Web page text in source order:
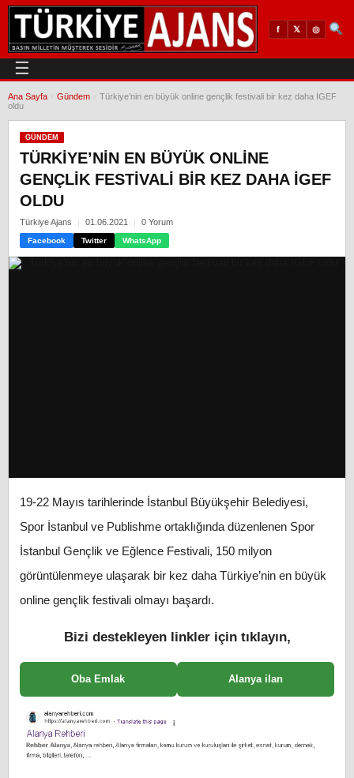
f 𝕏 ◎
☰
Ana Sayfa Gündem
Türkiye’nin en büyük online gençlik festivali bir kez daha İGEF
oldu
GÜNDEM
TÜRKIYE’NIN EN BÜYÜK ONLINE
GENÇLIK FESTIVALI BIR KEZ DAHA İGEF
OLDU
Türkiye Ajans 01.06.2021 0 Yorum
Facebook Twitter WhatsApp
19-22 Mayıs tarihlerinde İstanbul Büyükşehir Belediyesi,
Spor İstanbul ve Publishme ortaklığında düzenlenen Spor
İstanbul Gençlik ve Eğlence Festivali, 150 milyon
görüntülenmeye ulaşarak bir kez daha Türkiye’nin en büyük
online gençlik festivali olmayı başardı.
Bizi destekleyen linkler için tıklayın,
Oba Emlak Alanya ilan